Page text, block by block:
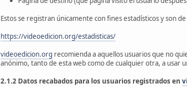
Estos se registran únicamente con fines estadísticos y son
https://videoedicion.org/estadisticas/
videoedicion.org recomienda a aquellos usuarios que no
anónimo, tanto de esta web como de cualquier otra, a usar
2.1.2 Datos recabados para los usuarios registrados en